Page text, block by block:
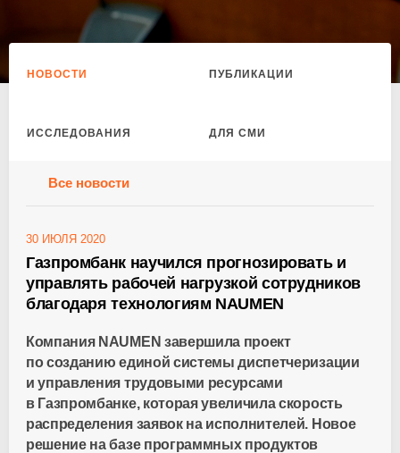
НОВОСТИ ПУБЛИКАЦИИ
ИССЛЕДОВАНИЯ ДЛЯ СМИ
Все новости
30 ИЮЛЯ 2020
Газпромбанк научился прогнозировать и
управлять рабочей нагрузкой сотрудников
благодаря технологиям NAUMEN
Компания NAUMEN завершила проект
по созданию единой системы диспетчеризации
и управления трудовыми ресурсами
в Газпромбанке, которая увеличила скорость
распределения заявок на исполнителей. Новое
решение на базе программных продуктов